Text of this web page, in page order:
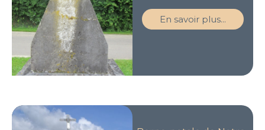
En savoir plus...